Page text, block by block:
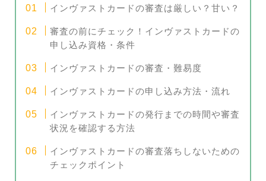
インヴァストカードの審査は厳しい？甘い？
審査の前にチェック！インヴァストカードの
申し込み資格・条件
インヴァストカードの審査・難易度
インヴァストカードの申し込み方法・流れ
インヴァストカードの発行までの時間や審査
状況を確認する方法
インヴァストカードの審査落ちしないための
チェックポイント